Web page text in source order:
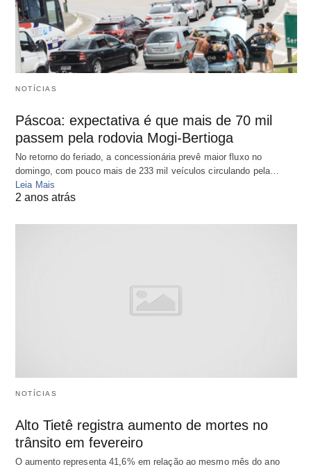
NOTÍCIAS
Páscoa: expectativa é que mais de 70 mil
passem pela rodovia Mogi-Bertioga
No retorno do feriado, a concessionária prevê maior fluxo no
domingo, com pouco mais de 233 mil veículos circulando pela…
Leia Mais
2 anos atrás
NOTÍCIAS
Alto Tietê registra aumento de mortes no
trânsito em fevereiro
O aumento representa 41,6% em relação ao mesmo mês do ano